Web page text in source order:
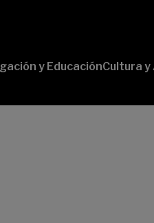
y EducaciónCultura